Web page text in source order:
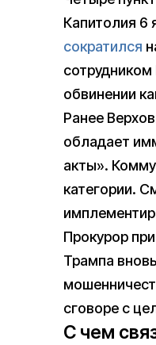
Капитолия 6
сократился
обвинении
Ранее
обладает
акты».
категории.
Прокурор
Трампа
сговоре с
С чем